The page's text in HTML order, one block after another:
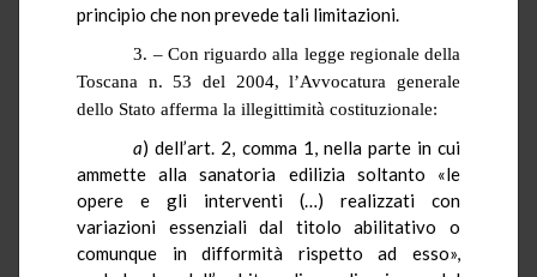
principio che non prevede tali limitazioni.
3. – Con riguardo alla legge regionale della
Toscana n. 53 del 2004, l’Avvocatura generale
dello Stato afferma la illegittimità costituzionale:
a) dell’art. 2, comma 1, nella parte in cui
ammette alla sanatoria edilizia soltanto «le
opere e gli interventi (…) realizzati con
variazioni essenziali dal titolo abilitativo o
comunque in difformità rispetto ad esso»,